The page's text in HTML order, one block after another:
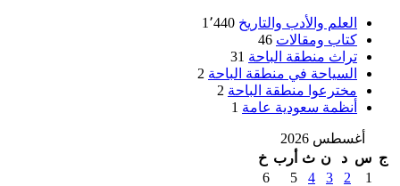
العلم والأدب والتاريخ 1٬440
كتاب ومقالات 46
تراث منطقة الباحة 31
السياحة في منطقة الباحة 2
مخترعوا منطقة الباحة 2
أنظمة سعودية عامة 1
أغسطس 2026
ج س د ن ث أرب خ
1
2
3
4
5
6